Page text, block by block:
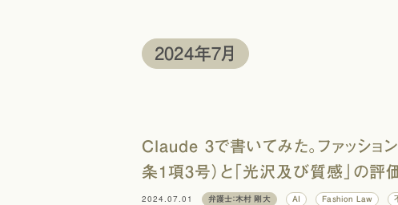
2024年7月
Claude 3で書いてみた。ファッショ
条1項3号）と「光沢及び質感」の評
2024.07.01 弁護士：木村 剛大 AI Fashion Law